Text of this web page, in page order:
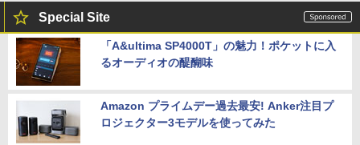
Special Site
「A&ultima SP4000T」の魅力！ポケットに入
るオーディオの醍醐味
Amazon プライムデー過去最安! Anker注目プ
ロジェクター3モデルを使ってみた